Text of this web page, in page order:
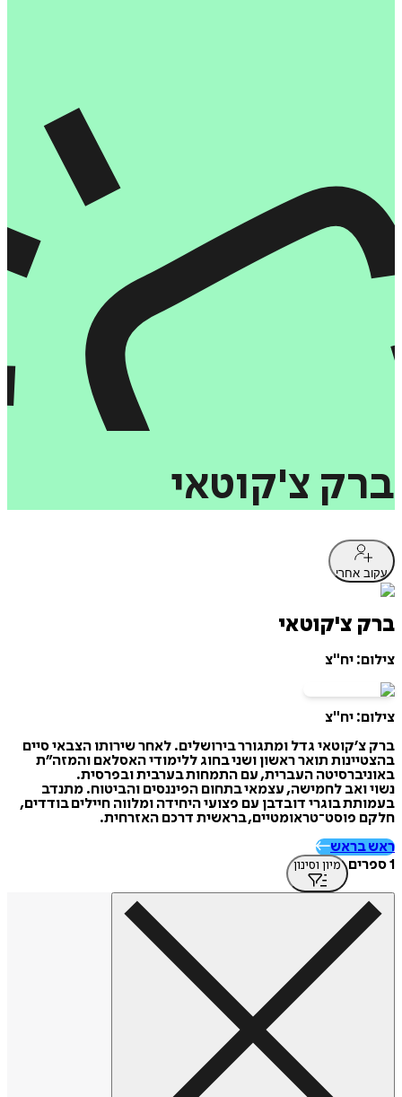
ברק צ'קוטאי
עקוב אחרי
ברק צ'קוטאי
צילום: יח"צ
צילום: יח"צ
ברק צ’קוטאי גדל ומתגורר בירושלים. לאחר שירותו הצבאי סיים
בהצטיינות תואר ראשון ושני בחוג ללימודי האסלאם והמזה”ת
באוניברסיטה העברית, עם התמחות בערבית ובפרסית.
נשוי ואב לחמישה, עצמאי בתחום הפיננסים והביטוח. מתנדב
בעמותת בוגרי דובדבן עם פצועי היחידה ומלווה חיילים בודדים,
חלקם פוסט־טראומטיים, בראשית דרכם האזרחית.
ראש בראש
1 ספרים
מיון וסינון